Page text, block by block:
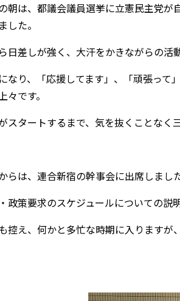
朝は、都議会議員選挙に立憲民主党
した。
日差しが強く、大汗をかきながらの活
なり、「応援してます」、「頑張って
々です。
スタートするまで、気を抜くことなく
らは、連合新宿の幹事会に出席しました
政策要求のスケジュールについての説
控え、何かと多忙な時期に入りますが